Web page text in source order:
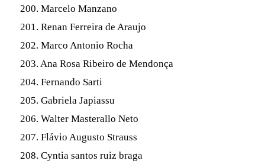
200. Marcelo Manzano
201. Renan Ferreira de Araujo
202. Marco Antonio Rocha
203. Ana Rosa Ribeiro de Mendonça
204. Fernando Sarti
205. Gabriela Japiassu
206. Walter Masterallo Neto
207. Flávio Augusto Strauss
208. Cyntia santos ruiz braga